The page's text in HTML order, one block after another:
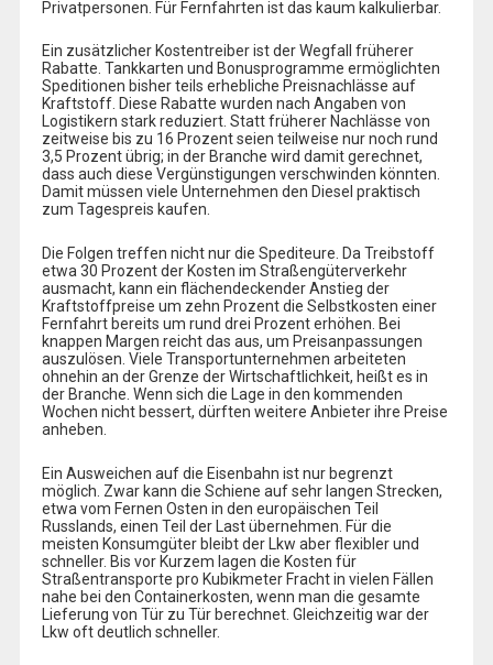
Privatpersonen. Für Fernfahrten ist das kaum kalkulierbar.
Ein zusätzlicher Kostentreiber ist der Wegfall früherer
Rabatte. Tankkarten und Bonusprogramme ermöglichten
Speditionen bisher teils erhebliche Preisnachlässe auf
Kraftstoff. Diese Rabatte wurden nach Angaben von
Logistikern stark reduziert. Statt früherer Nachlässe von
zeitweise bis zu 16 Prozent seien teilweise nur noch rund
3,5 Prozent übrig; in der Branche wird damit gerechnet,
dass auch diese Vergünstigungen verschwinden könnten.
Damit müssen viele Unternehmen den Diesel praktisch
zum Tagespreis kaufen.
Die Folgen treffen nicht nur die Spediteure. Da Treibstoff
etwa 30 Prozent der Kosten im Straßengüterverkehr
ausmacht, kann ein flächendeckender Anstieg der
Kraftstoffpreise um zehn Prozent die Selbstkosten einer
Fernfahrt bereits um rund drei Prozent erhöhen. Bei
knappen Margen reicht das aus, um Preisanpassungen
auszulösen. Viele Transportunternehmen arbeiteten
ohnehin an der Grenze der Wirtschaftlichkeit, heißt es in
der Branche. Wenn sich die Lage in den kommenden
Wochen nicht bessert, dürften weitere Anbieter ihre Preise
anheben.
Ein Ausweichen auf die Eisenbahn ist nur begrenzt
möglich. Zwar kann die Schiene auf sehr langen Strecken,
etwa vom Fernen Osten in den europäischen Teil
Russlands, einen Teil der Last übernehmen. Für die
meisten Konsumgüter bleibt der Lkw aber flexibler und
schneller. Bis vor Kurzem lagen die Kosten für
Straßentransporte pro Kubikmeter Fracht in vielen Fällen
nahe bei den Containerkosten, wenn man die gesamte
Lieferung von Tür zu Tür berechnet. Gleichzeitig war der
Lkw oft deutlich schneller.